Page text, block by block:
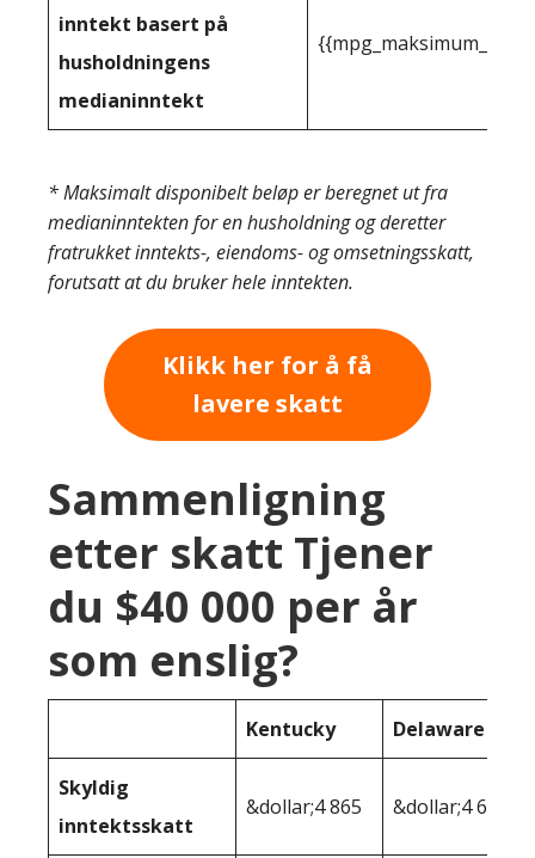
inntekt basert på
husholdningens
medianinntekt
* Maksimalt disponibelt beløp er beregnet ut fra
medianinntekten for en husholdning og deretter
fratrukket inntekts-, eiendoms- og omsetningsskatt,
forutsatt at du bruker hele inntekten.
Klikk her for å få
lavere skatt
Sammenligning
etter skatt Tjener
du $40 000 per år
som enslig?
Kentucky Delaware
Skyldig
inntektsskatt
&dollar;4 865 &dollar;4 687